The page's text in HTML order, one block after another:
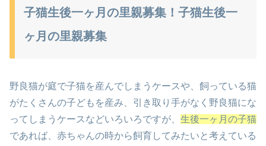
子猫生後一ヶ月の里親募集！子猫生後一
ヶ月の里親募集
野良猫が庭で子猫を産んでしまうケースや、飼っている猫
がたくさんの子どもを産み、引き取り手がなく野良猫にな
ってしまうケースなどいろいろですが、 生後一ヶ月の子猫
であれば、赤ちゃんの時から飼育してみたいと考えている